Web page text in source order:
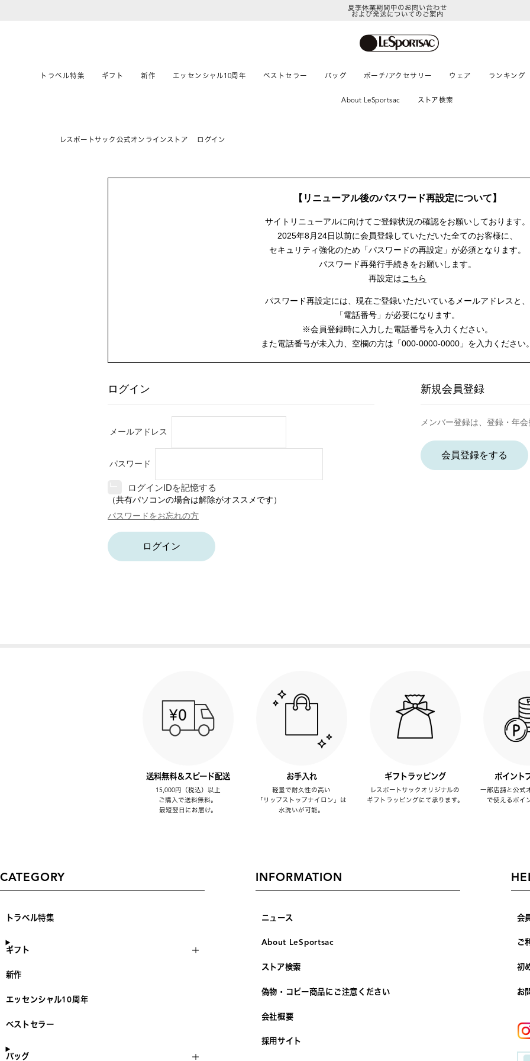
夏季休業期間中のお問い合わせ
および発送についてのご案内
トラベル特集 ギフト 新作 エッセンシャル10周年 ベストセラー バッグ ポーチ/アクセサリー ウェア ランキング
About LeSportsac ストア検索
レスポートサック公式オンラインストア ログイン
【リニューアル後のパスワード再設定について】
サイトリニューアルに向けてご登録状況の確認をお願いしております。
2025年8月24日以前に会員登録していただいた全てのお客様に、
セキュリティ強化のため「パスワードの再設定」が必須となります。
パスワード再発行手続きをお願いします。
再設定はこちら
パスワード再設定には、 現在ご登録いただいているメールアドレスと、
「電話番号」が必要になります。
※会員登録時に入力した電話番号を入力ください。
また電話番号が未入力、空欄の方は 「000-0000-0000」を入力ください。
ログイン
メールアドレス
パスワード
ログインIDを記憶する
（共有パソコンの場合は解除がオススメです）
パスワードをお忘れの方
ログイン
新規会員登録
メンバー登録は、登録・年会
会員登録をする
送料無料＆スピード配送
15,000円（税込）以上
ご購入で送料無料。
最短翌日にお届け。
お手入れ
軽量で耐久性の高い
「リップストップナイロン」は
水洗いが可能。
ギフトラッピング
レスポートサックオリジナルの
ギフトラッピングにて承ります。
ポイント
一部店舗と公式
で使えるポイ
CATEGORY
トラベル特集
ギフト
新作
エッセンシャル10周年
ベストセラー
バッグ
INFORMATION
ニュース
About LeSportsac
ストア検索
偽物・コピー商品にご注意ください
会社概要
採用サイト
会
ご
初
お